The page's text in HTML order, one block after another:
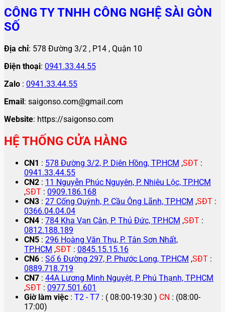
CÔNG TY TNHH CÔNG NGHỆ SÀI GÒN
SỐ
Địa chỉ: 578 Đường 3/2 , P14 , Quận 10
Điện thoại: 0941.33.44.55
Zalo : 0941.33.44.55
Email: saigonso.com@gmail.com
Website: https://saigonso.com
HỆ THỐNG CỬA HÀNG
CN1 : 578 Đường 3/2, P. Diên Hồng, TP.HCM ,SĐT :
0941.33.44.55
CN2 : 11 Nguyễn Phúc Nguyên, P. Nhiêu Lộc, TP.HCM
,SĐT : 0909.186.168
CN3 : 27 Cống Quỳnh, P. Cầu Ông Lãnh, TP.HCM ,SĐT :
0366.04.04.04
CN4 : 784 Kha Vạn Cân, P. Thủ Đức, TP.HCM ,SĐT :
0812.188.189
CN5 : 296 Hoàng Văn Thụ, P. Tân Sơn Nhất,
TP.HCM ,SĐT : 0845.15.15.16
CN6 : Số 6 Đường 297, P. Phước Long, TP.HCM ,SĐT :
0889.718.719
CN7 : 44A Lương Minh Nguyệt, P. Phú Thạnh, TP.HCM
,SĐT : 0977.501.601
Giờ làm việc : T2 - T7 : ( 08:00-19:30 ) CN : (08:00-
17:00)